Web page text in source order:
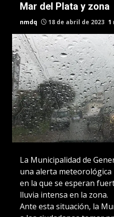
Mar del Plata y zona
nmdq 18 de abril de 2023 1
La Municipalidad de
una alerta meteorológica
en la que se esperan
lluvia intensa en la zona.
Ante esta situación, la